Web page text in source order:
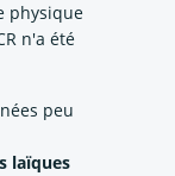
physique
n'a été
peu
laïques